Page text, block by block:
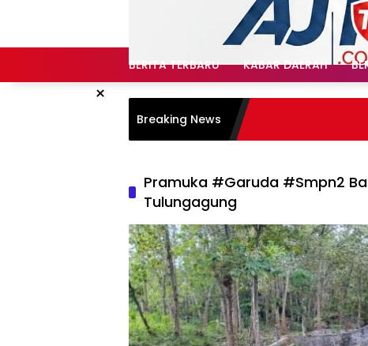
BERITA TERBARU KABAR DAERAH
×
Breaking News
Pramuka #Garuda #Smpn2
Tulungagung